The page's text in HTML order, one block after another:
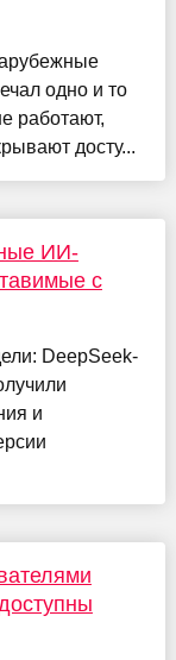
одно и то
работают,
досту...
ИИ-
с
DeepSeek-
и